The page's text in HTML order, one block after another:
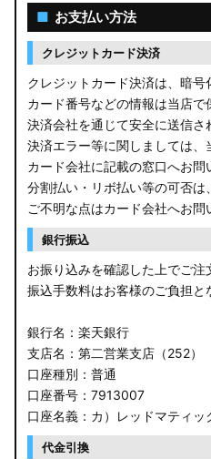
ZWR90W/ZWR95W/MZRA90W/
ZRR80 ノア/ヴォクシー
MXPL10G/MXPL15G/MXPC10G
NHP17/NSP17NCP17 シエンタ
M900A/M910A ルーミー
A200A/A210A ライズ
E52 エルグランド
T32 エクストレイル
C28 セレナ
■ お支払い方法
クレジットカード決済
クレジットカード決済は、暗号
カード番号などの情報は当店で
決済会社を通じて安全に送信さ
決済エラー等に関しましては
カード会社に記載の窓口へお問
分割払い・リボ払い等の可否は
ご不明な点はカード会社へお問
銀行振込
お振り込みを確認した上でご注
振込手数料はお客様のご負担と
銀行名：楽天銀行
支店名：第二営業支店（252）
口座種別：普通
口座番号：7913007
口座名義：カ）レッドマティッ
代金引換